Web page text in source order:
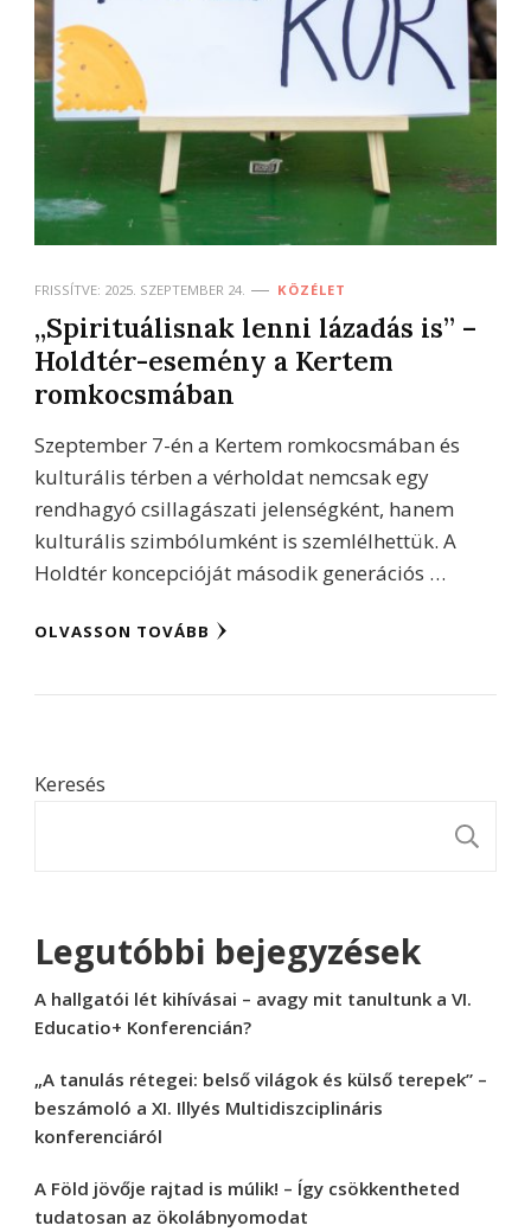
FRISSÍTVE: 2025. SZEPTEMBER 24. KÖZÉLET
„Spirituálisnak lenni lázadás is” –
Holdtér-esemény a Kertem
romkocsmában
Szeptember 7-én a Kertem romkocsmában és
kulturális térben a vérholdat nemcsak egy
rendhagyó csillagászati jelenségként, hanem
kulturális szimbólumként is szemlélhettük. A
Holdtér koncepcióját második generációs …
OLVASSON TOVÁBB
Keresés
Legutóbbi bejegyzések
A hallgatói lét kihívásai – avagy mit tanultunk a VI.
Educatio+ Konferencián?
„A tanulás rétegei: belső világok és külső terepek” –
beszámoló a XI. Illyés Multidiszciplináris
konferenciáról
A Föld jövője rajtad is múlik! – Így csökkentheted
tudatosan az ökolábnyomodat